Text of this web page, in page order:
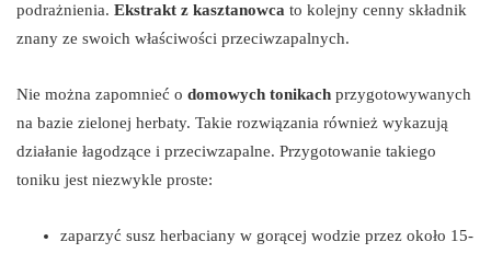
podrażnienia. Ekstrakt z kasztanowca to kolejny cenny składnik
znany ze swoich właściwości przeciwzapalnych.
Nie można zapomnieć o domowych tonikach przygotowywanych
na bazie zielonej herbaty. Takie rozwiązania również wykazują
działanie łagodzące i przeciwzapalne. Przygotowanie takiego
toniku jest niezwykle proste:
zaparzyć susz herbaciany w gorącej wodzie przez około 15-